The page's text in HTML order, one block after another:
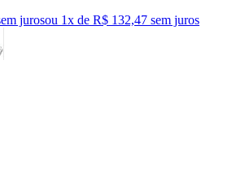
jurosou 1x de R$ 132,47 sem juros